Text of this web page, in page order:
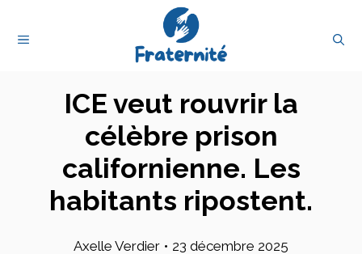
MENU
ICE veut rouvrir la
célèbre prison
californienne. Les
habitants ripostent.
Axelle Verdier • 23 décembre 2025